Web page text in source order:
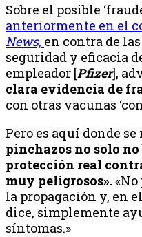
Sobre el posible
anteriormente en el
News, en contra de
seguridad y eficacia
empleador [Pfizer],
clara evidencia de
con otras vacunas
Pero es aquí donde
pinchazos no solo
protección real
muy peligrosos».
la propagación y, en
dice, simplemente
síntomas.»